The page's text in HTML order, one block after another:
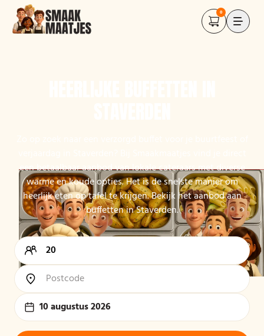
0
een betaalbaar aanbod van lokale cateraars met diverse
warme en koude opties. Het is de snelste manier om
heerlijk eten op tafel te krijgen. Bekijk het aanbod aan
buffetten in Staverden.
10 augustus 2026